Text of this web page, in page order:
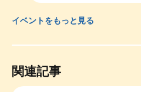
イベントをもっと見る
関連記事